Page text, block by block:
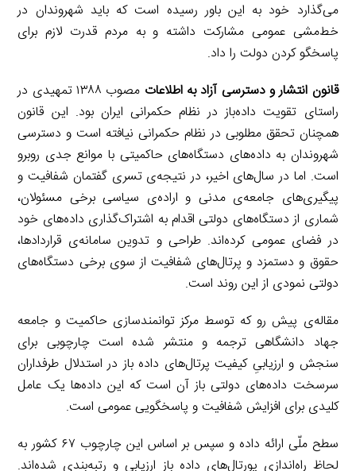
می‌گذارد خود به این باور رسیده است که باید شهروندان در
خط‌مشی عمومی مشارکت داشته و به مردم قدرت لازم برای
پاسخگو کردن دولت را داد.
قانون انتشار و دسترسی آزاد به اطلاعات
مصوب ۱۳۸۸ تمهیدی در
راستای تقویت داده‌باز در نظام حکمرانی ایران بود. این قانون
همچنان تحقق مطلوبی در نظام حکمرانی نیافته است و دسترسی
شهروندان به داده‌های دستگاه‌های حاکمیتی با موانع جدی روبرو
است. اما در سال‌های اخیر، در نتیجه‌ی تسری گفتمان شفافیت و
پیگیری‌های جامعه‌ی مدنی و اراده‌ی سیاسی برخی مسئولان،
شماری از دستگاه‌های دولتی اقدام به اشتراک‌گذاری داده‌های خود
در فضای عمومی کرده‌اند. طراحی و تدوین سامانه‌ی قراردادها،
حقوق و دستمزد و پرتال‌های شفافیت از سوی برخی دستگاه‌های
دولتی نمودی از این روند است.
مقاله‌ی پیش رو که توسط مرکز توانمندسازی حاکمیت و جامعه
جهاد دانشگاهی ترجمه و منتشر شده است چارچوبی برای
سنجش و ارزیابیِ کیفیت پرتال‌های داده باز در استدلال طرفداران
سرسخت داده‌های دولتی باز آن است که این داده‌ها یک عامل
کلیدی برای افزایش شفافیت و پاسخگویی عمومی است.
سطح ملّی ارائه داده و سپس بر اساس این چارچوب ۶۷ کشور به
لحاظ راه‌اندازی پورتال‌های داده باز ارزیابی و رتبه‌بندی شده‌اند.